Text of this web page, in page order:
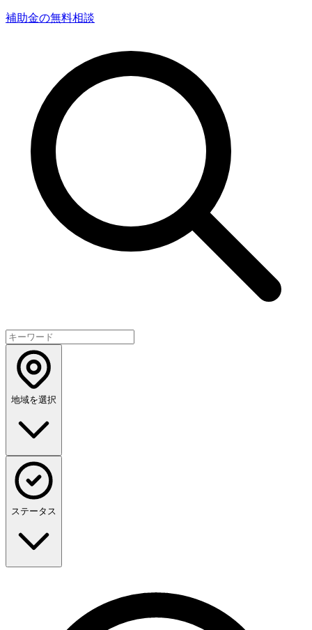
補助金の無料相談
地域を選択
ステータス